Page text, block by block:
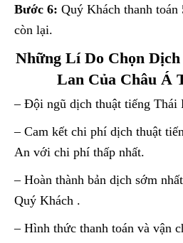
Bước 6: Quý Khách thanh
còn lại.
Những Lí Do Chọn
Lan Của Châu Á
– Đội ngũ dịch thuật tiếng Thái
– Cam kết chi phí dịch thuật
An với chi phí thấp nhất.
– Hoàn thành bản dịch sớm
Quý Khách .
– Hình thức thanh toán và vận